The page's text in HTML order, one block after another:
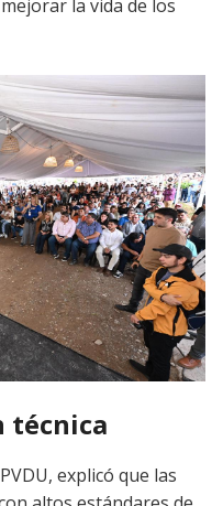
la vida de los
técnica
explicó que las